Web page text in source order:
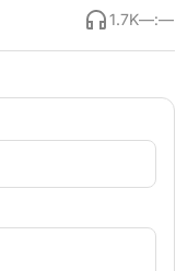
1.7K—:—